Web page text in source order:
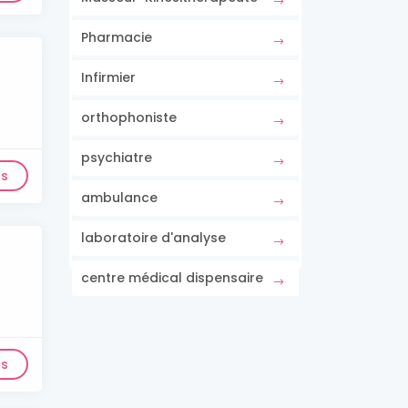
Pharmacie
Infirmier
orthophoniste
psychiatre
ambulance
laboratoire d'analyse
centre médical dispensaire